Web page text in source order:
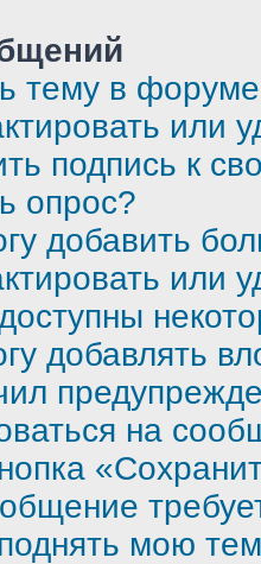
тему в
или
подпись к
опрос?
добавить
или
добавлять
на
мою